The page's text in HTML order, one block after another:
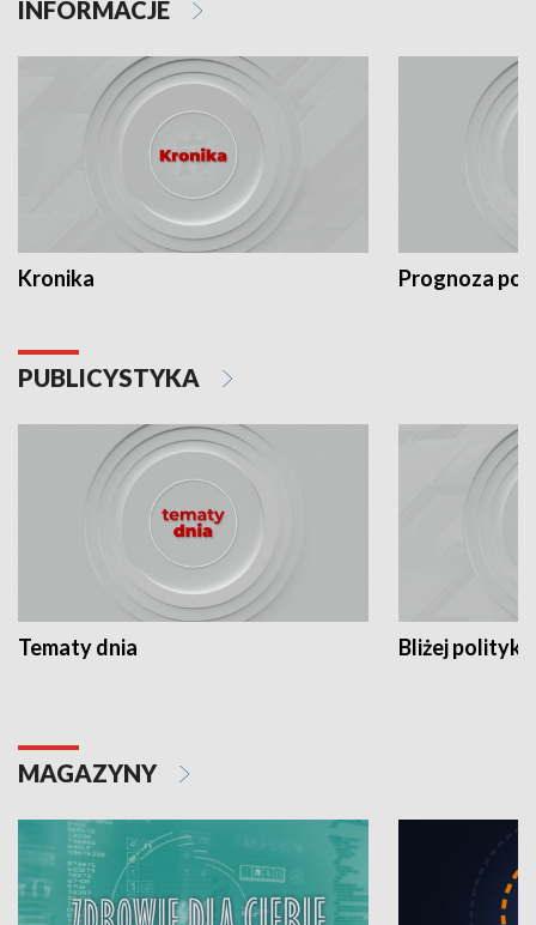
INFORMACJE
Kronika Prognoza
PUBLICYSTYKA
Tematy dnia Bliżej polityki
MAGAZYNY